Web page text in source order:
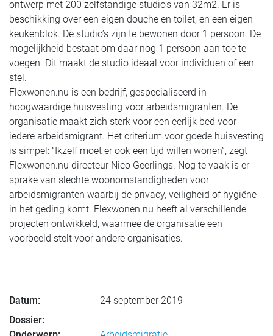
ontwerp met 200 zelfstandige studio’s van 32m2. Er is
beschikking over een eigen douche en toilet, en een eigen
keukenblok. De studio’s zijn te bewonen door 1 persoon. De
mogelijkheid bestaat om daar nog 1 persoon aan toe te
voegen. Dit maakt de studio ideaal voor individuen of een
stel.
Flexwonen.nu is een bedrijf, gespecialiseerd in
hoogwaardige huisvesting voor arbeidsmigranten. De
organisatie maakt zich sterk voor een eerlijk bed voor
iedere arbeidsmigrant. Het criterium voor goede huisvesting
is simpel: “Ikzelf moet er ook een tijd willen wonen”, zegt
Flexwonen.nu directeur Nico Geerlings. Nog te vaak is er
sprake van slechte woonomstandigheden voor
arbeidsmigranten waarbij de privacy, veiligheid of hygiëne
in het geding komt. Flexwonen.nu heeft al verschillende
projecten ontwikkeld, waarmee de organisatie een
voorbeeld stelt voor andere organisaties.
Datum:
24 september 2019
Dossier: